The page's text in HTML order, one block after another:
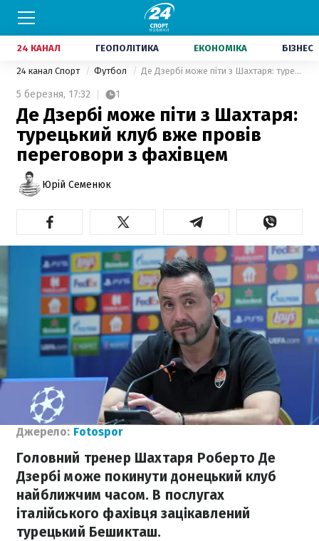
24 КАНАЛ ГЕОПОЛІТИКА ЕКОНОМІКА БІЗНЕС
24 канал Спорт Футбол Де Дзербі може піти з Шахтаря: турецький клуб вже провів переговори з фахівцем
5 березня, 17:32 1
Де Дзербі може піти з Шахтаря:
турецький клуб вже провів
переговори з фахівцем
Юрій Семенюк
Джерело: Fotospor
Головний тренер Шахтаря Роберто Де
Дзербі може покинути донецький клуб
найближчим часом. В послугах
італійського фахівця зацікавлений
турецький Бешикташ.